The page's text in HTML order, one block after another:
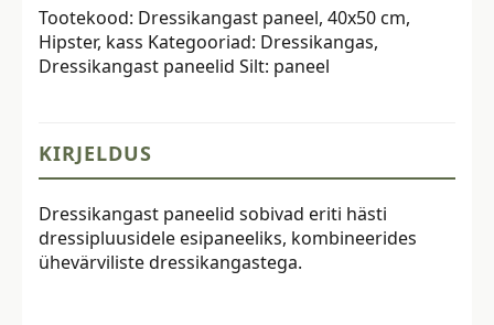
cm,
Hipster,
kass
Tootekood: Dressikangast paneel, 40x50 cm,
Hipster, kass Kategooriad: Dressikangas,
Dressikangast paneelid Silt: paneel
KIRJELDUS
Dressikangast paneelid sobivad eriti hästi
dressipluusidele esipaneeliks, kombineerides
ühevärviliste dressikangastega.